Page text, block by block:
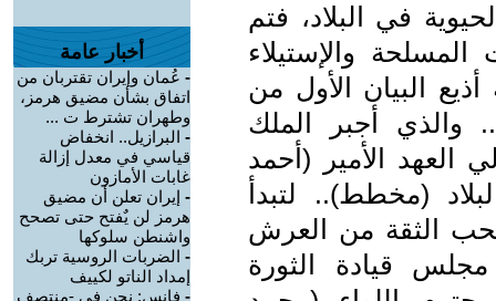
في البلاد، فتم
والإستيلاء
البيان الأول من
والذي أجبر الملك
العهد الأمير (أحمد
(مخطط).. لتبدأ
الثقة من العرش
مجلس قيادة الثورة
أخبار عامة
- عُمان وإيران تقتربان من
اتفاق بشأن مضيق هرمز،
وطهران تشترط ت ...
- البرازيل.. انخفاض
قياسي في معدل إزالة
غابات الأمازون
- إيران تعلن أن مضيق
هرمز لن يٌفتح حتى تصحح
واشنطن سلوكها
- الضربات الروسية تربك
إمداد الناتو لكييف
- فانس: نحن في -منتصف